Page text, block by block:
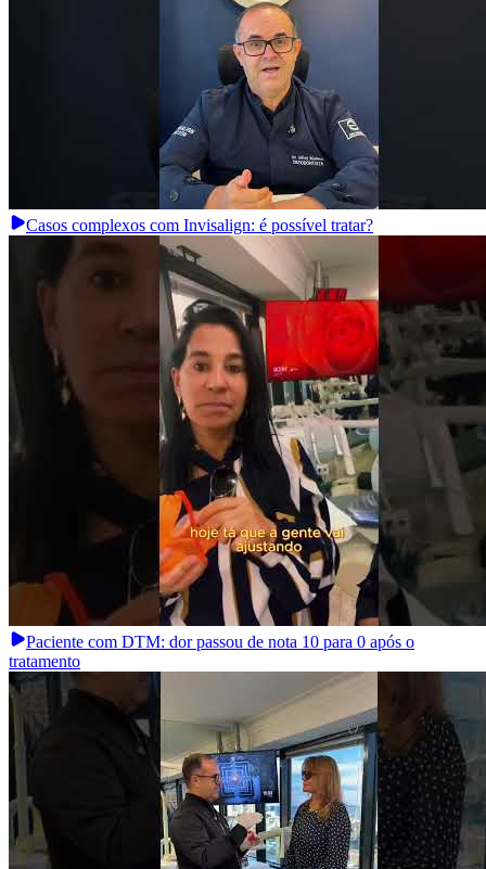
Casos complexos com Invisalign: é possível tratar?
Paciente com DTM: dor passou de nota 10 para 0 após o
tratamento